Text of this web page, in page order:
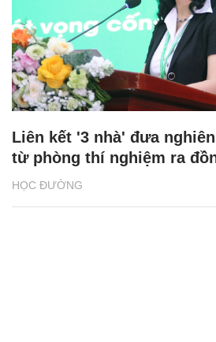
HỌC ĐƯỜNG
Liên kết '3 nhà' đưa
từ phòng thí nghiệm ra